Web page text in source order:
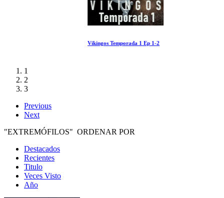
Vikingos Temporada 1 Ep 1-2
1
2
3
Previous
Next
"EXTREMÓFILOS" ORDENAR POR
Destacados
Recientes
Titulo
Veces Visto
Año